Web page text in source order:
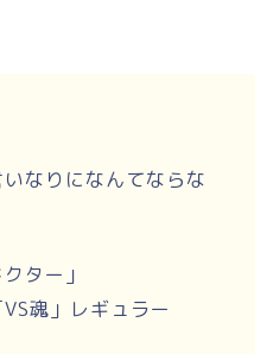
なりになんてならな
ター」
魂」レギュラー